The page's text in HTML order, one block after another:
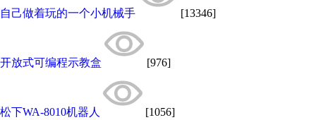
自己做着玩的一个小机械手 [13346]
开放式可编程示教盒 [976]
松下WA-8010机器人 [1056]